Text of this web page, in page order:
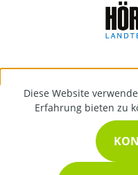
Diese Website
Erfahrung bieten zu